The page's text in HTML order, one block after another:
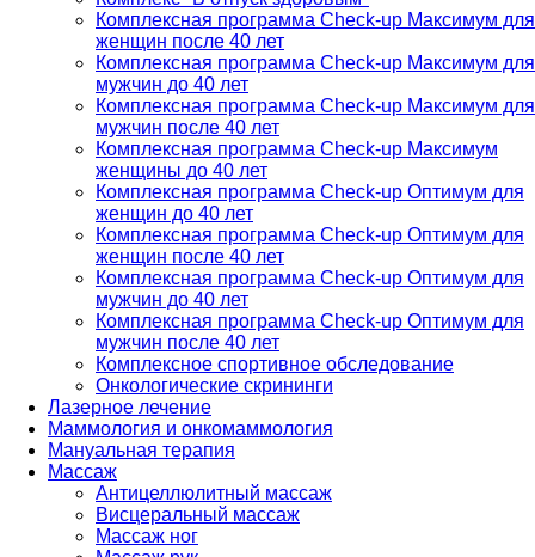
Комплексная программа Check-up Максимум для
женщин после 40 лет
Комплексная программа Check-up Максимум для
мужчин до 40 лет
Комплексная программа Check-up Максимум для
мужчин после 40 лет
Комплексная программа Check-up Максимум
женщины до 40 лет
Комплексная программа Check-up Оптимум для
женщин до 40 лет
Комплексная программа Check-up Оптимум для
женщин после 40 лет
Комплексная программа Check-up Оптимум для
мужчин до 40 лет
Комплексная программа Check-up Оптимум для
мужчин после 40 лет
Комплексное спортивное обследование
Онкологические скрининги
Лазерное лечение
Маммология и онкомаммология
Мануальная терапия
Массаж
Антицеллюлитный массаж
Висцеральный массаж
Массаж ног